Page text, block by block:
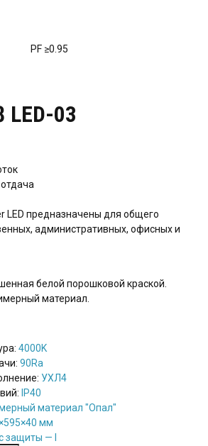
PF ≥0.95
LED-03
LED предназначены для общего
административных, офисных и
белой порошковой краской.
материал.
4000K
90Ra
УХЛ4
IP40
материал "Опал"
мм
защиты — I